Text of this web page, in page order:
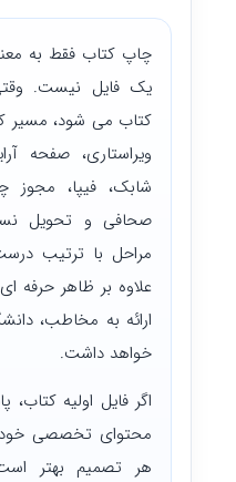
چاپ کتاب فقط به
یک فایل نیست.
کتاب می شود، مسیر
ویراستاری، صفحه
شابک، فیپا،
صحافی و تحویل
مراحل با ترتیب
علاوه بر ظاهر حرفه
ارائه به مخاطب،
خواهد داشت.
اگر فایل اولیه کتاب،
محتوای تخصصی خود
هر تصمیم بهتر